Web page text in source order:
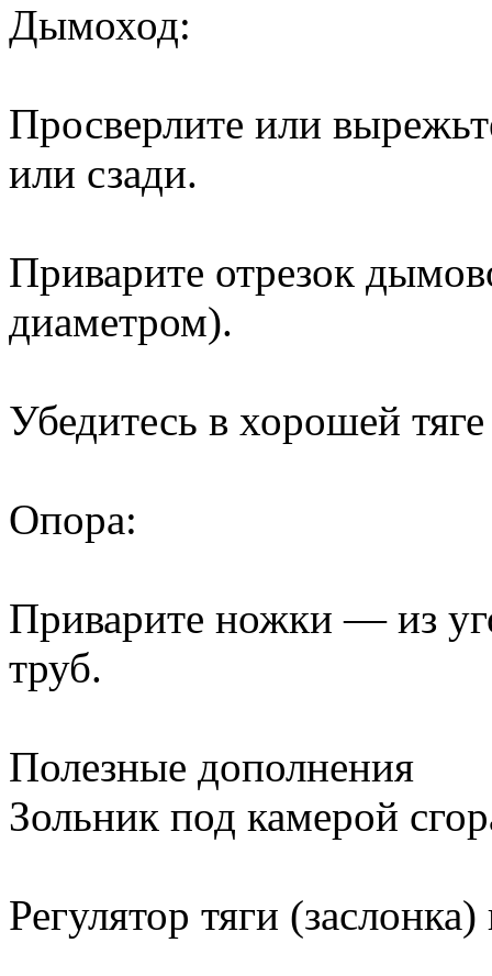
Дымоход:
Просверлите или
или сзади.
Приварите отрезок
диаметром).
Убедитесь в хорошей
Опора:
Приварите ножки — из
труб.
Полезные дополнения
Зольник под камерой
Регулятор тяги